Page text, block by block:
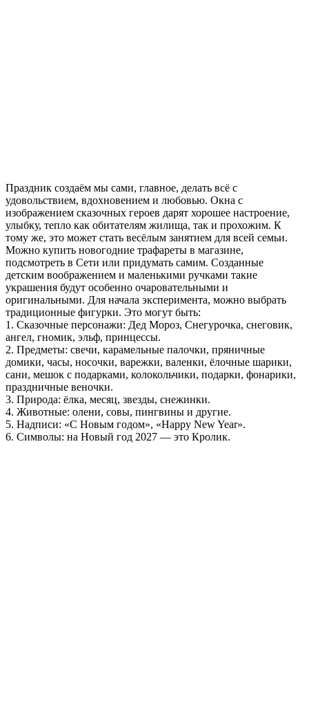
Праздник создаём мы сами, главное, делать всё с
удовольствием, вдохновением и любовью. Окна с
изображением сказочных героев дарят хорошее настроение,
улыбку, тепло как обитателям жилища, так и прохожим. К
тому же, это может стать весёлым занятием для всей семьи.
Можно купить новогодние трафареты в магазине,
подсмотреть в Сети или придумать самим. Созданные
детским воображением и маленькими ручками такие
украшения будут особенно очаровательными и
оригинальными. Для начала эксперимента, можно выбрать
традиционные фигурки. Это могут быть:
1. Сказочные персонажи: Дед Мороз, Снегурочка, снеговик,
ангел, гномик, эльф, принцессы.
2. Предметы: свечи, карамельные палочки, пряничные
домики, часы, носочки, варежки, валенки, ёлочные шарики,
сани, мешок с подарками, колокольчики, подарки, фонарики,
праздничные веночки.
3. Природа: ёлка, месяц, звезды, снежинки.
4. Животные: олени, совы, пингвины и другие.
5. Надписи: «С Новым годом», «Happy New Year».
6. Символы: на Новый год 2027 — это Кролик.